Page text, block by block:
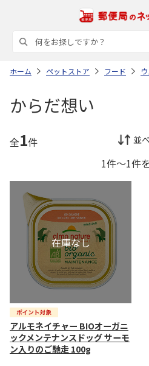
ホーム ペットストア フード
からだ想い
全1件 並
1件～1件
アルモネイチャー BIOオーガニ
ックメンテナンスドッグ サーモ
ン入りのご馳走 100g